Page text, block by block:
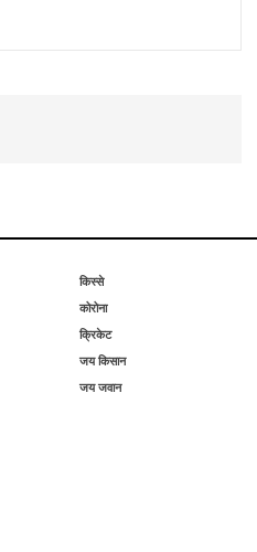
किस्से
कोरोना
क्रिकेट
जय किसान
जय जवान